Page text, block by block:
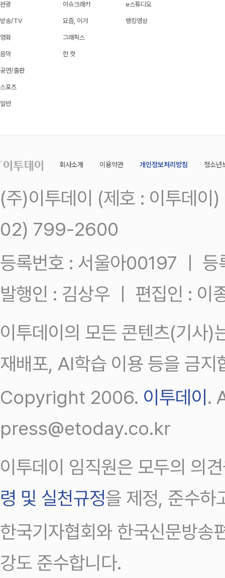
관광
방송/TV
영화
음악
공연/출판
스포츠
일반
이슈크래커
요즘, 이거
그래픽스
한 컷
e스튜디오
랭킹영상
회사소개 이용약관 개인정보처리방침 청소년
(주)이투데이 (제호 : 이투데
02) 799-2600
등록번호 : 서울아00197 ㅣ
발행인 : 김상우 ㅣ 편집인 : 이
이투데이의 모든 콘텐츠(기사)
재배포, AI학습 이용 등을 금지
Copyright 2006. 이투데이 .
press@etoday.co.kr
이투데이 임직원은 모두의 의
령 및 실천규정을 제정, 준수하
한국기자협회와 한국신문방송
강도 준수합니다.